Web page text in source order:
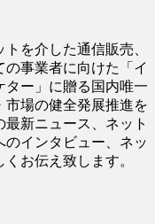
を介した通信販売、
事業者に向けた「イ
ター」に贈る国内唯一
場の健全発展推進を
新ニュース、ネット
インタビュー、ネッ
お伝え致します。